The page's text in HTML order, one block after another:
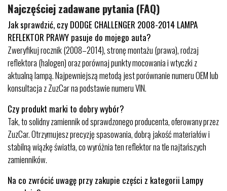
Najczęściej zadawane pytania (FAQ)
Jak sprawdzić, czy DODGE CHALLENGER 2008-2014 LAMPA
REFLEKTOR PRAWY pasuje do mojego auta?
Zweryfikuj rocznik (2008–2014), stronę montażu (prawa), rodzaj
reflektora (halogen) oraz porównaj punkty mocowania i wtyczki z
aktualną lampą. Najpewniejszą metodą jest porównanie numeru OEM lub
konsultacja z ZuzCar na podstawie numeru VIN.
Czy produkt marki to dobry wybór?
Tak, to solidny zamiennik od sprawdzonego producenta, oferowany przez
ZuzCar. Otrzymujesz precyzję spasowania, dobrą jakość materiałów i
stabilną wiązkę światła, co wyróżnia ten reflektor na tle najtańszych
zamienników.
Na co zwrócić uwagę przy zakupie części z kategorii Lampy